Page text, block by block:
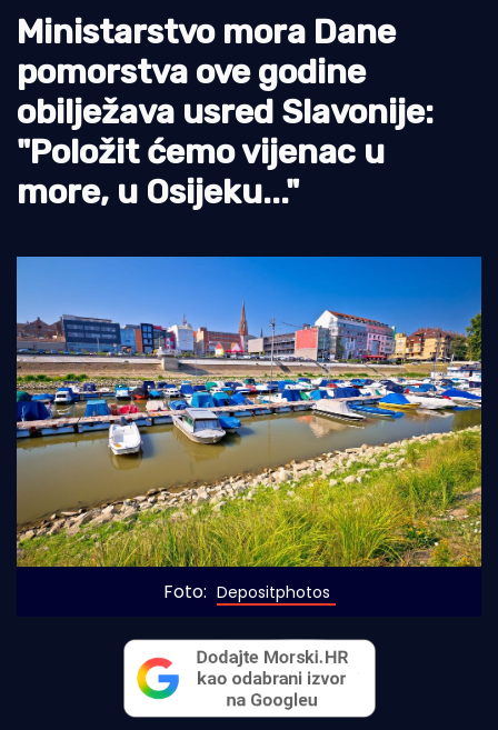
Pomorstvo
Ribolov
Ekologija
Tradicija i kultura
Ministarstvo mora Dane
pomorstva ove godine
obilježava usred Slavonije:
"Položit ćemo vijenac u
more, u Osijeku..."
Foto: Depositphotos